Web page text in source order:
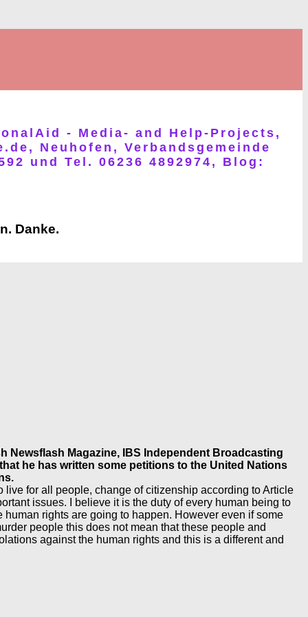
- Media- and Help-Projects,
Neuhofen, Verbandsgemeinde
und Tel. 06236 4892974, Blog:
Danke.
Newsflash Magazine, IBS Independent Broadcasting
he has written some petitions to the United Nations
for all people, change of citizenship according to Article
issues. I believe it is the duty of every human being to
rights are going to happen. However even if some
people this does not mean that these people and
against the human rights and this is a different and